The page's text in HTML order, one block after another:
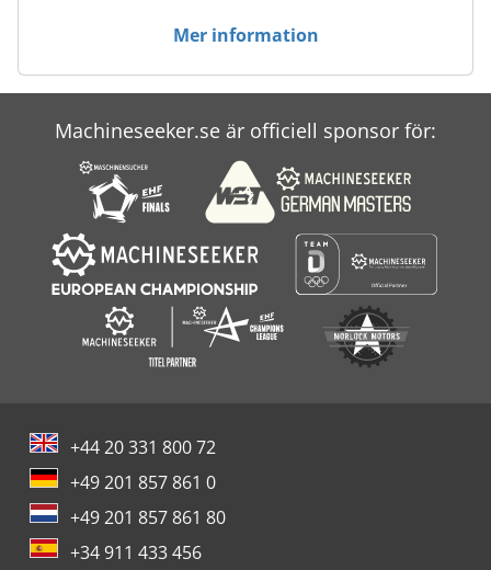
Case Ih Puma 180
Case Ih Puma 225 Cvx
Case-Ih Maxxum
Mer information
Machineseeker.se är officiell sponsor för:
+44 20 331 800 72
+49 201 857 861 0
+49 201 857 861 80
+34 911 433 456